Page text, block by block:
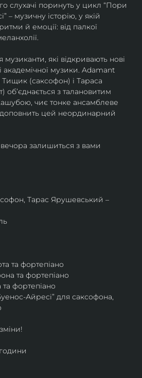
слухачі поринуть у цикл “Пори
– музичну історію, у якій
й емоції: від палкої
музиканти, які відкривають нові
академічної музики. Adamant
Тищик (саксофон) і Тараса
об’єднається з талановитим
чиє тонке ансамблеве
доповнить цей неординарний
залишиться з вами
Тарас Ярушевський –
та фортепіано
та фортепіано
та фортепіано
Айресі” для саксофона,